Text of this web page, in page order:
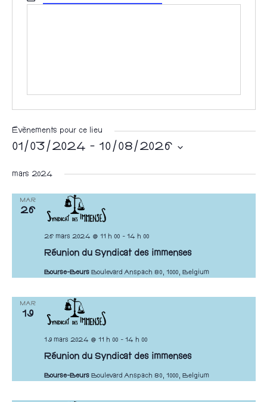
s
Évènements pour ce lieu
01/03/2024 - 10/08/2026
o
mars 2024
MAR
26
Réunion du Syndicat des immenses
26 mars 2024 @ 11 h 00 - 14 h 00
Bourse-Beurs Boulevard Anspach 80, 1000, Belgium
MAR
19
Réunion du Syndicat des immenses
19 mars 2024 @ 11 h 00 - 14 h 00
Bourse-Beurs Boulevard Anspach 80, 1000, Belgium